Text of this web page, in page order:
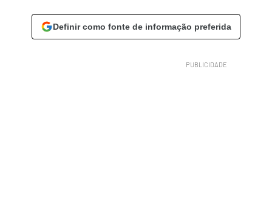
Definir como fonte de informação preferida